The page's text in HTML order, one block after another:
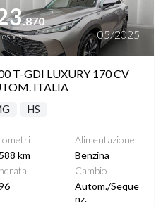
.870
esposta 05/2025
T-GDI LUXURY 170 CV
ITALIA
HS
km
Alimentazione
Benzina
Cambio
Autom./Seque
nz.